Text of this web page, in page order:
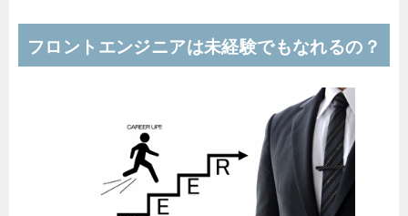
フロントエンジニアは未経験でもなれるの？